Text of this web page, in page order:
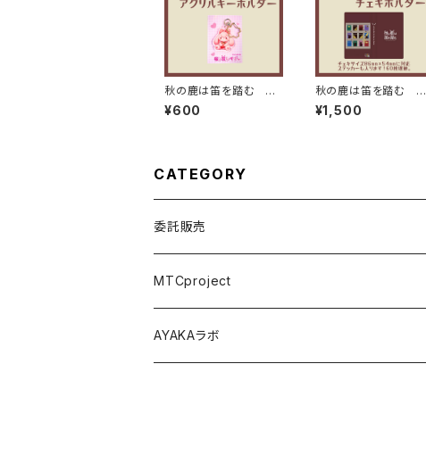
秋の鹿は笛を踏む ア
イドルマスコットアクリ
ルキーホルダー
¥600
秋の鹿は笛を踏む チ
ェキホルダー
¥1,500
CATEGORY
委託販売
パジャマパーティー ~うちらの部屋へようこそ~
舞台 Seizing the day
MTCproject
Choose My Story!
AYAKAラボ